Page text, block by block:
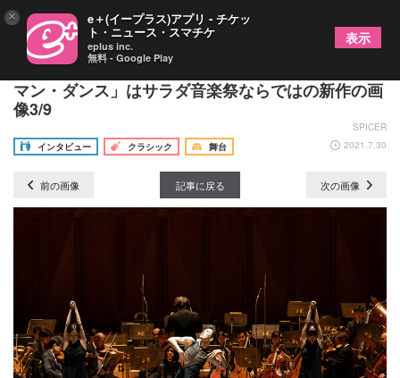
Noismの金森穣＆井関佐和子に聞く～「ザ・チェア
マン・ダンス」はサラダ音楽祭ならではの新作の画
像3/9
SPICER
インタビュー
クラシック 舞台 2021.7.30
前の画像 記事に戻る 次の画像
× e＋(イープラス)アプリ - チケッ
ト・ニュース・スマチケ
eplus inc.
無料 - Google Play
表示